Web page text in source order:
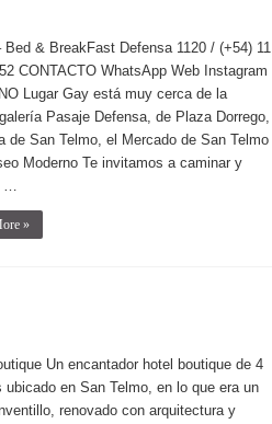
Bed & BreakFast Defensa 1120 / (+54) 11
CONTACTO WhatsApp Web Instagram
Lugar Gay está muy cerca de la
Pasaje Defensa, de Plaza Dorrego,
de San Telmo, el Mercado de San Telmo
Moderno Te invitamos a caminar y
…
»
Un encantador hotel boutique de 4
ubicado en San Telmo, en lo que era un
renovado con arquitectura y